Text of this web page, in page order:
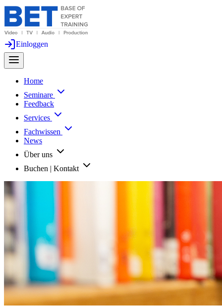
Einloggen
Home
Seminare
Feedback
Services
Fachwissen
News
Über uns
Buchen | Kontakt